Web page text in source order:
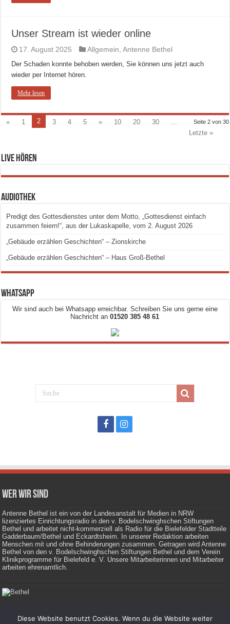
Unser Stream ist wieder online
17. August 2025 Allgemein ,Antenne Bethel
Der Schaden konnte behoben werden, Sie können uns jetzt auch
wieder per Internet hören.
Mehr lesen
Seite 2 von 30
« 1 2 3 4 5 » 10 20 30
Letzte »
Live hören
Audiothek
Predigt des Gottesdienstes unter dem Motto, „Gottesdienst einfach
zusammen feiern!“, aus der Lukaskapelle, vom 2. August 2026
„Gebäude erzählen Geschichten“ – Zionskirche
„Gebäude erzählen Geschichten“ – Haus Groß-Bethel
Whatsapp
Wir sind auch bei Whatsapp erreichbar. Schreiben Sie uns gerne eine
Nachricht an01520 385 48 61
Wer wir sind
Antenne Bethel ist ein von der Landesanstalt für Medien in NRW
lizenziertes Einrichtungsradio in den v. Bodelschwinghschen Stiftungen
Bethel und arbeitet nicht-kommerziell als Radio für die Bielefelder Stadtteile
Gadderbaum/Bethel und Eckardtsheim. In unserer Redaktion arbeiten
Menschen mit und ohne Behinderungen zusammen. Getragen wird Antenne
Bethel von den v. Bodelschwinghschen Stiftungen Bethel und dem Verein
Klinikprogramme für Bielefeld e. V. Unsere Mitarbeiterinnen und Mitarbeiter
arbeiten ehrenamtlich.
Impressum|Datenschutz
Diese Website benutzt Cookies. Wenn du die Website weiter